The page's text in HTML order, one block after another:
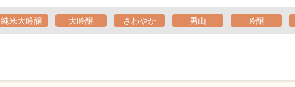
る
純米大吟醸 大吟醸 さわやか 男山 吟醸